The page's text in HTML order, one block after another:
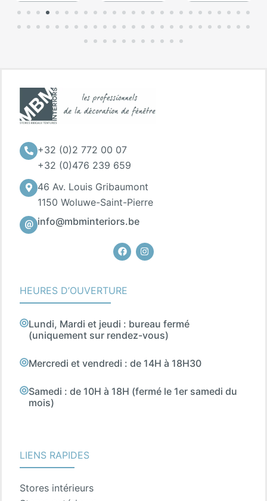
+32 (0)2 772 00 07
+32 (0)476 239 659
46 Av. Louis Gribaumont
1150 Woluwe-Saint-Pierre
info@mbminteriors.be
FacebookInstagram
HEURES D’OUVERTURE
Lundi, Mardi et jeudi : bureau fermé
(uniquement sur rendez-vous)
Mercredi et vendredi : de 14H à 18H30
Samedi : de 10H à 18H (fermé le 1er samedi du
mois)
LIENS RAPIDES
Stores intérieurs